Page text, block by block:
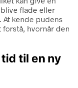
flade eller
At kende pudens
hvornår den
til en ny